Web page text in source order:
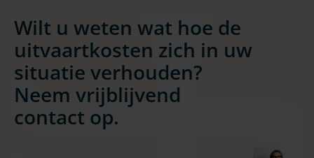
Wilt u weten wat hoe de
uitvaartkosten zich in uw
situatie verhouden?
Neem vrijblijvend
contact op.